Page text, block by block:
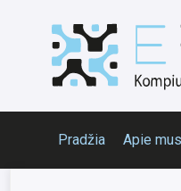
Pradžia Apie mus